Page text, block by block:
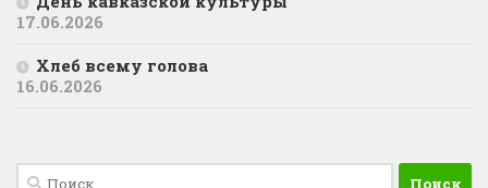
17.06.2026
Хлеб всему голова
16.06.2026
Найти: